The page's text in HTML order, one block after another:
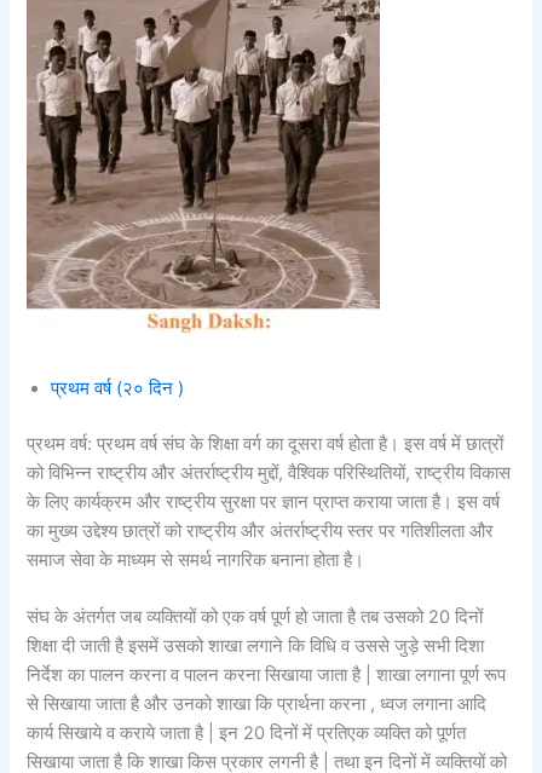
प्रथम वर्ष (२० दिन )
प्रथम वर्ष: प्रथम वर्ष संघ के शिक्षा वर्ग का दूसरा वर्ष होता है। इस वर्ष में छात्रों
को विभिन्न राष्ट्रीय और अंतर्राष्ट्रीय मुद्दों, वैश्विक परिस्थितियों, राष्ट्रीय विकास
के लिए कार्यक्रम और राष्ट्रीय सुरक्षा पर ज्ञान प्राप्त कराया जाता है। इस वर्ष
का मुख्य उद्देश्य छात्रों को राष्ट्रीय और अंतर्राष्ट्रीय स्तर पर गतिशीलता और
समाज सेवा के माध्यम से समर्थ नागरिक बनाना होता है।
संघ के अंतर्गत जब व्यक्तियों को एक वर्ष पूर्ण हो जाता है तब उसको 20 दिनों
शिक्षा दी जाती है इसमें उसको शाखा लगाने कि विधि व उससे जुड़े सभी दिशा
निर्देश का पालन करना व पालन करना सिखाया जाता है | शाखा लगाना पूर्ण रूप
से सिखाया जाता है और उनको शाखा कि प्रार्थना करना , ध्वज लगाना आदि
कार्य सिखाये व कराये जाता है | इन 20 दिनों में प्रतिएक व्यक्ति को पूर्णत
सिखाया जाता है कि शाखा किस प्रकार लगनी है | तथा इन दिनों में व्यक्तियों को